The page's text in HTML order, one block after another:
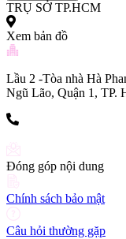
TRỤ SỞ TP.HCM
Xem bản đồ
Lầu 2 -Tòa nhà Hà
Ngũ Lão, Quận 1, TP.
Đóng góp nội dung
Chính sách bảo mật
Câu hỏi thường gặp